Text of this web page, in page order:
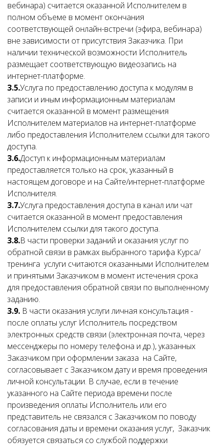
вебинара) считается оказанной Исполнителем в
полном объеме в момент окончания
соответствующей онлайн-встречи (эфира, вебинара)
вне зависимости от присутствия Заказчика. При
наличии технической возможности Исполнитель
размещает соответствующую видеозапись на
интернет-платформе.
3.5.Услуга по предоставлению доступа к модулям в
записи и иным информационным материалам
считается оказанной в момент размещения
Исполнителем материалов на интернет-платформе
либо предоставления Исполнителем ссылки для такого
доступа.
3.6.Доступ к информационным материалам
предоставляется только на срок, указанный в
настоящем договоре и на Сайте/интернет-платформе
Исполнителя.
3.7.Услуга предоставления доступа в канал или чат
считается оказанной в момент предоставления
Исполнителем ссылки для такого доступа.
3.8.В части проверки заданий и оказания услуг по
обратной связи в рамках выбранного тарифа Курса/
тренинга услуги считаются оказанными Исполнителем
и принятыми Заказчиком в момент истечения срока
для предоставления обратной связи по выполненному
заданию.
3.9. В части оказания услуги личная консультация -
после оплаты услуг Исполнитель посредством
электронных средств связи (электронная почта, через
мессенджеры по номеру телефона и др.), указанных
Заказчиком при оформлении заказа на Сайте,
согласовывает с Заказчиком дату и время проведения
личной консультации. В случае, если в течение
указанного на Сайте периода времени после
произведения оплаты Исполнитель или его
представитель не связался с Заказчиком по поводу
согласования даты и времени оказания услуг, Заказчик
обязуется связаться со службой поддержки